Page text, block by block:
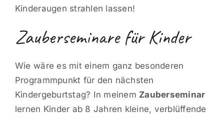
Kinderaugen strahlen lassen!
Zauberseminare für Kinder
Wie wäre es mit einem ganz besonderen
Programmpunkt für den nächsten
Kindergeburtstag? In meinem Zauberseminar
lernen Kinder ab 8 Jahren kleine, verblüffende